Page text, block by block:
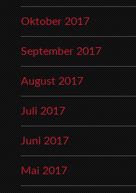
Oktober 2017
September 2017
August 2017
Juli 2017
Juni 2017
Mai 2017